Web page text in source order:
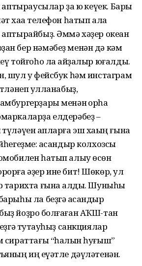
аптыраусылар ҙа юҡ кеүек. Бары
хаҡҡа телефон һатып ала
Әммә хәҙер океан
бер нәмәбеҙ менән дә кәм
тойғоһо ла ҡайҙалыр юғалды.
шул уҡ фейсбук һәм инстаграм
ҡулланабыҙ,
менән ҡорһаҡ
елдерәбеҙ –
ҡапларға эш хаҡың ғына
ҡасандыр колхозсы
һатып алыу өсөн
әҙер ине бит! Шөкөр, ул
тарихта ғына ҡалды. Шуныһы
ла беҙгә ҡасандыр
йоҙроҡ болғаған АҠШ-тан
туҡтауһыҙ санкциялар
сираттағы “һалҡын һуғыш”
иң ҡеүәтле дәүләтенән.